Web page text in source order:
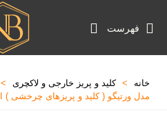
فهرست
خانه > کلید و پریز خارجی و لاکچری >
مدل ورتیگو ( کلید و پریزهای چرخشی )